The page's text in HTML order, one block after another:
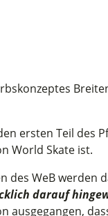
ersten Teil des
World Skate ist.
des WeB
darauf
ausgegangen,